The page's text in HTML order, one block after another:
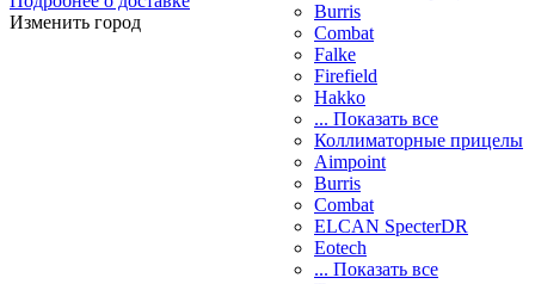
Изменить город
Burris
Combat
Falke
Firefield
Hakko
... Показать все
Коллиматорные прицелы
Aimpoint
Burris
Combat
ELCAN SpecterDR
Eotech
... Показать все